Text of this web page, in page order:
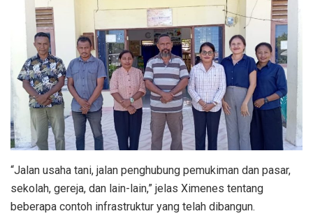
“Jalan usaha tani, jalan penghubung pemukiman dan pasar,
sekolah, gereja, dan lain-lain,” jelas Ximenes tentang
beberapa contoh infrastruktur yang telah dibangun.